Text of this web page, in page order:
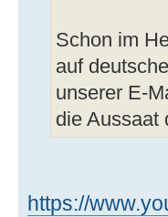
Schon im
auf
unserer E-
die Aussaat
https://